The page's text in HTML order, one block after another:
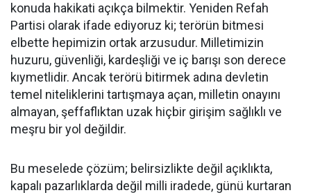
konuda hakikati açıkça bilmektir. Yeniden Refah
Partisi olarak ifade ediyoruz ki; terörün bitmesi
elbette hepimizin ortak arzusudur. Milletimizin
huzuru, güvenliği, kardeşliği ve iç barışı son derece
kıymetlidir. Ancak terörü bitirmek adına devletin
temel niteliklerini tartışmaya açan, milletin onayını
almayan, şeffaflıktan uzak hiçbir girişim sağlıklı ve
meşru bir yol değildir.
Bu meselede çözüm; belirsizlikte değil açıklıkta,
kapalı pazarlıklarda değil milli iradede, günü kurtaran